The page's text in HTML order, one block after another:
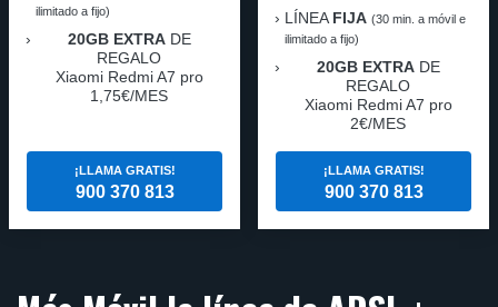
ilimitado a fijo)
20GB EXTRADE
REGALO
Xiaomi Redmi A7 pro
1,75€/MES
¡LLAMA GRATIS!
900 370 813
LÍNEA FIJA (30 min. a móvil e
ilimitado a fijo)
20GB EXTRADE
REGALO
Xiaomi Redmi A7 pro
2€/MES
¡LLAMA GRATIS!
900 370 813